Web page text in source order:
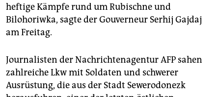
heftige Kämpfe rund um Rubischne und
Bilohoriwka, sagte der Gouverneur Serhij Gajdaj
am Freitag.
Journalisten der Nachrichtenagentur AFP sahen
zahlreiche Lkw mit Soldaten und schwerer
Ausrüstung, die aus der Stadt Sewerodonezk